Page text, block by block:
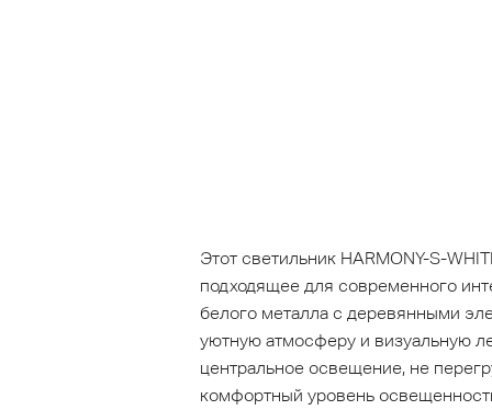
Этот светильник HARMONY-S-
подходящее для современного
белого металла с деревянными
уютную атмосферу и визуальную
центральное освещение, не
комфортный уровень